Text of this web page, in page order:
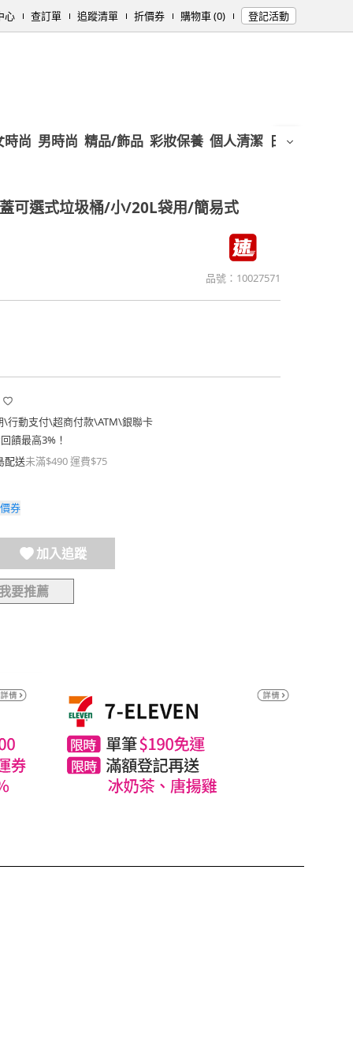
心 查訂單 追蹤清單 折價券 購物車 (0) 登記活動
時尚 男時尚 精品/飾品 彩妝保養 個人清潔 日用/紙品
可選式垃圾桶/小/20L袋用/簡易式
品號： 10027571
\行動支付\超商付款\ATM\銀聯卡
饋最高3%！
配送未滿$490 運費$75
券
加入追蹤
我要推薦